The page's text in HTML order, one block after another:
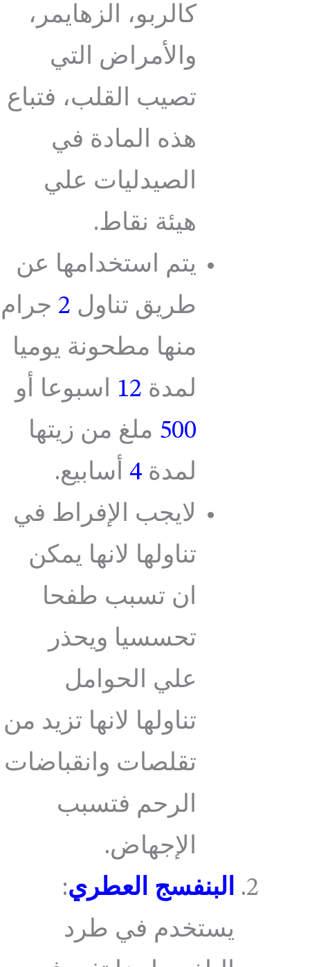
كالربو، الزهايمر،
والأمراض التي
تصيب القلب، فتباع
هذه المادة في
الصيدليات علي
هيئة نقاط.
يتم استخدامها عن
طريق تناول 2 جرام
منها مطحونة يوميا
لمدة 12 اسبوعا أو
500 ملغ من زيتها
لمدة4 أسابيع.
لايجب الإفراط في
تناولها لانها يمكن
ان تسبب طفحا
تحسسيا ويحذر
علي الحوامل
تناولها لانها تزيد من
تقلصات وانقباضات
الرحم فتسبب
الإجهاض.
البنفسج العطري:
يستخدم في طرد